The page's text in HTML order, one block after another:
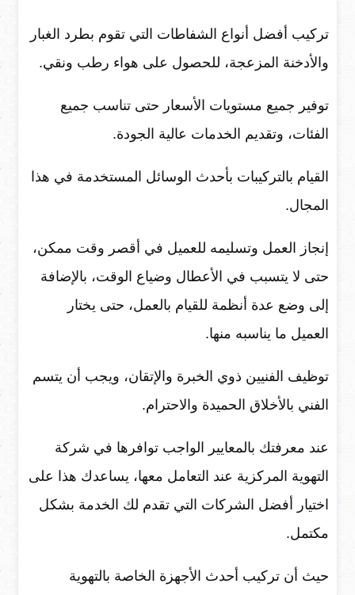
تركيب أفضل أنواع الشفاطات التي تقوم بطرد الغبار
والأدخنة المزعجة، للحصول على هواء رطب ونقي.
توفير جميع مستويات الأسعار حتى تناسب جميع
الفئات، وتقديم الخدمات عالية الجودة.
القيام بالتركيبات بأحدث الوسائل المستخدمة في هذا
المجال.
إنجاز العمل وتسليمه للعميل في أقصر وقت ممكن،
حتى لا يتسبب في الأعطال وضياع الوقت، بالإضافة
إلى وضع عدة أنظمة للقيام بالعمل، حتى يختار
العميل ما يناسبه منها.
توظيف الفنيين ذوي الخبرة والإتقان، ويجب أن يتسم
الفني بالأخلاق الحميدة والاحترام.
عند معرفتك بالمعايير الواجب توافرها في شركة
التهوية المركزية عند التعامل معها، يساعدك هذا على
اختيار أفضل الشركات التي تقدم لك الخدمة بشكل
مكتمل.
حيث أن تركيب أحدث الأجهزة الخاصة بالتهوية